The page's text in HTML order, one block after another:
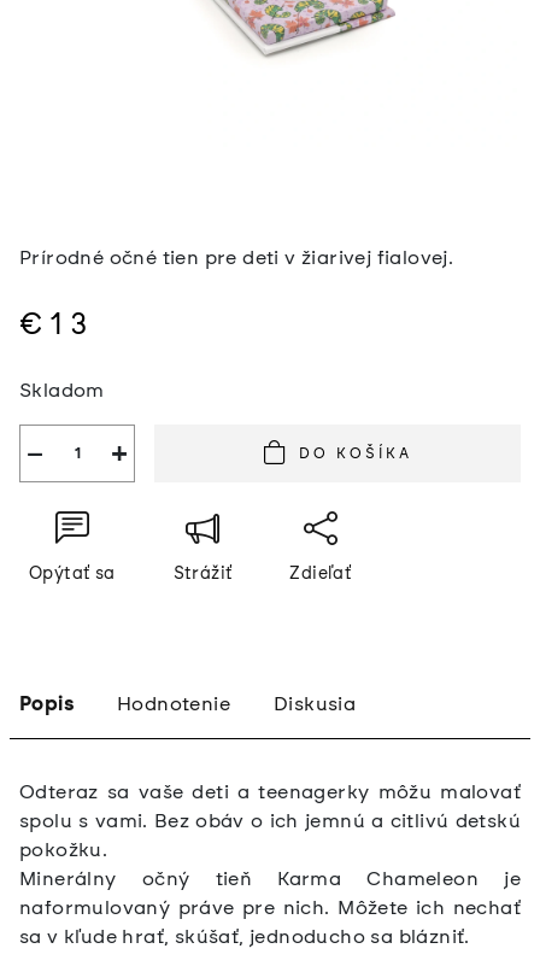
Prírodné očné tien pre deti v žiarivej fialovej.
€13
cena:
Skladom
+
− DO KOŠÍKA
Opýtať sa Strážiť Zdieľať
Popis Hodnotenie Diskusia
Odteraz sa vaše deti a teenagerky môžu malovať
spolu s vami. Bez obáv o ich jemnú a citlivú detskú
pokožku.
Minerálny očný tieň Karma Chameleon je
naformulovaný práve pre nich. Môžete ich nechať
sa v kľude hrať, skúšať, jednoducho sa blázniť.